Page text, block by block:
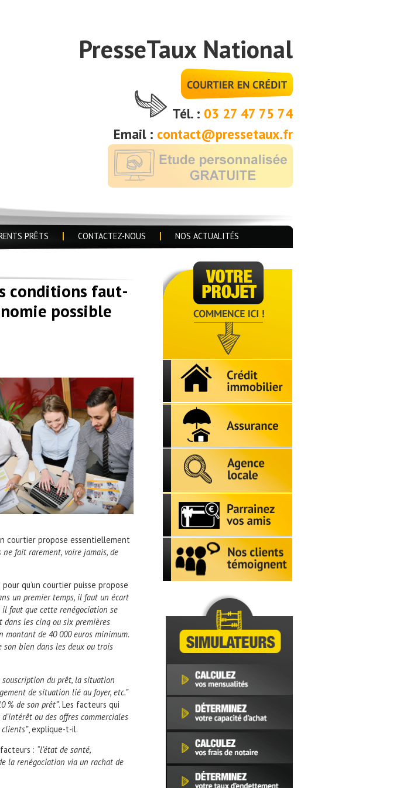
PresseTaux National
Tél. : 03 27 47 75 74
Email : contact@pressetaux.fr
PRÊTS CONTACTEZ-NOUS NOS ACTUALITÉS
conditions faut-
possible
courtier propose essentiellement
ne fait rarement, voire jamais, de
qu’un courtier puisse propose
un premier temps, il faut un écart
faut que cette renégociation se
dans les cinq ou six premières
montant de 40 000 euros minimum.
bien dans les deux ou trois
souscription du prêt, la situation
de situation lié au foyer, etc.”
% de son prêt”. Les facteurs qui
ou des offres commerciales
, explique-t-il.
: “l’état de santé,
la renégociation via un rachat de